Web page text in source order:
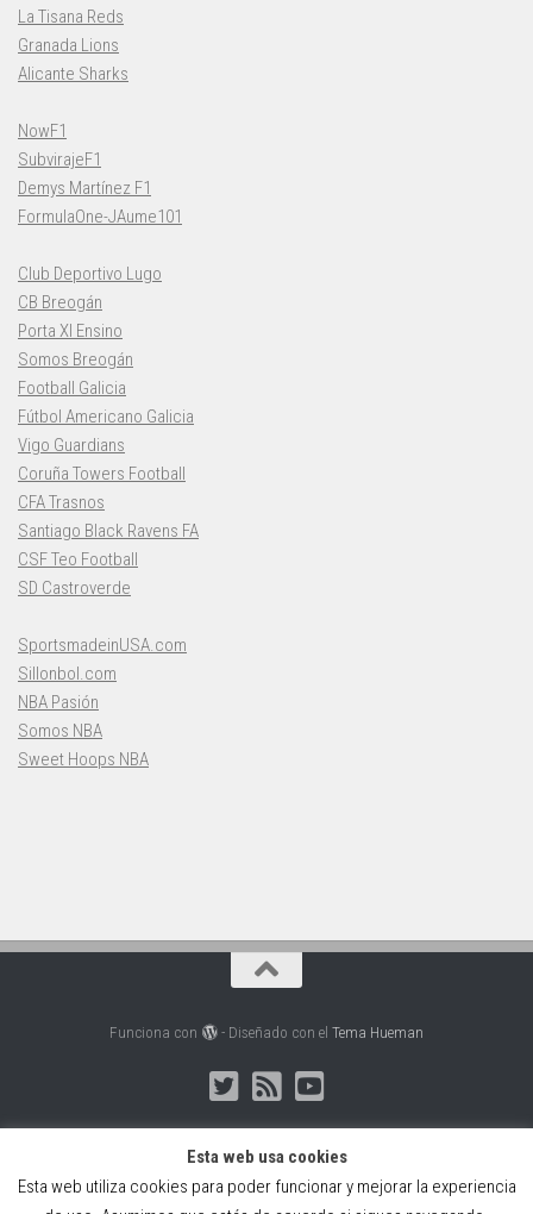
La Tisana Reds
Granada Lions
Alicante Sharks
NowF1
SubvirajeF1
Demys Martínez F1
FormulaOne-JAume101
Club Deportivo Lugo
CB Breogán
Porta XI Ensino
Somos Breogán
Football Galicia
Fútbol Americano Galicia
Vigo Guardians
Coruña Towers Football
CFA Trasnos
Santiago Black Ravens FA
CSF Teo Football
SD Castroverde
SportsmadeinUSA.com
Sillonbol.com
NBA Pasión
Somos NBA
Sweet Hoops NBA
Funciona con - Diseñado con el Tema Hueman
Web creada, alojada y mantenida por Café Dixital SL - 2026.
Esta web usa cookies
Esta web utiliza cookies para poder funcionar y mejorar la experiencia